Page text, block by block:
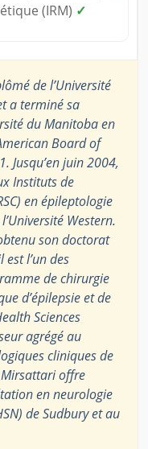
(IRM) ✓
de l’Université
a terminé sa
du Manitoba en
Board of
Jusqu’en juin 2004,
Instituts de
en épileptologie
Western.
son doctorat
l’un des
de chirurgie
d’épilepsie et de
Sciences
agrégé au
cliniques de
Mirsattari offre
en neurologie
de Sudbury et au